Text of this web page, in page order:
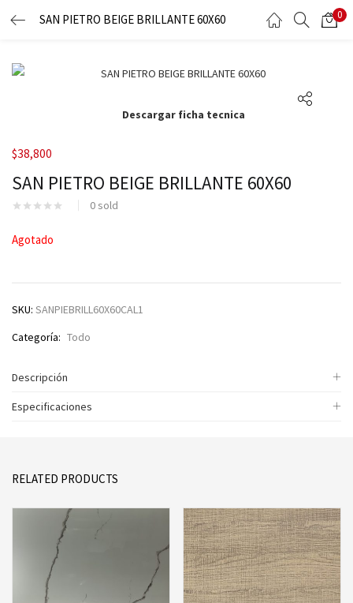
SAN PIETRO BEIGE BRILLANTE 60X60 0
LOGIN
Enter your username and password to login.
Remember me
Descargar ficha tecnica
SAN PIETRO BEIGE BRILLANTE 60X60
0 sold
$38,800
Agotado
SKU: SANPIEBRILL60X60CAL1
Categoría: Todo
Descripción
Especificaciones
RELATED PRODUCTS